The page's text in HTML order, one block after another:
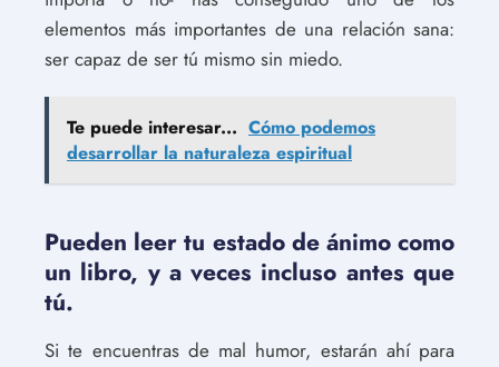
elementos más importantes de una relación sana:
ser capaz de ser tú mismo sin miedo.
Te puede interesar... Cómo podemos
desarrollar la naturaleza espiritual
Pueden leer tu estado de ánimo como
un libro, y a veces incluso antes que
tú.
Si te encuentras de mal humor, estarán ahí para